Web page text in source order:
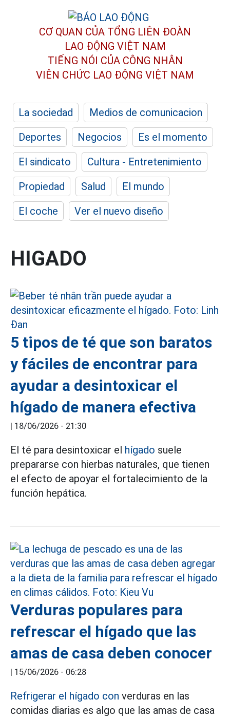
CƠ QUAN CỦA TỔNG LIÊN ĐOÀN
LAO ĐỘNG VIỆT NAM
TIẾNG NÓI CỦA CÔNG NHÂN
VIÊN CHỨC LAO ĐỘNG VIỆT NAM
La sociedad
Medios de comunicacion
Deportes
Negocios
Es el momento
El sindicato
Cultura - Entretenimiento
Propiedad
Salud
El mundo
El coche
Ver el nuevo diseño
HIGADO
5 tipos de té que son baratos
y fáciles de encontrar para
ayudar a desintoxicar el
hígado de manera efectiva
| 18/06/2026 - 21:30
El té para desintoxicar el hígado suele
prepararse con hierbas naturales, que tienen
el efecto de apoyar el fortalecimiento de la
función hepática.
Verduras populares para
refrescar el hígado que las
amas de casa deben conocer
| 15/06/2026 - 06:28
Refrigerar el hígado con verduras en las
comidas diarias es algo que las amas de casa